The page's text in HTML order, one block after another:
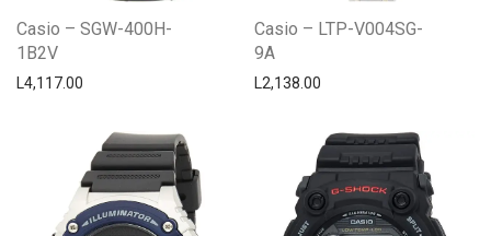
Casio – SGW-400H-
1B2V
L4,117.00
Casio – LTP-V004SG-
9A
L2,138.00